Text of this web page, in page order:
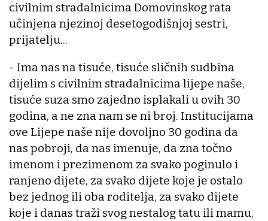
civilnim stradalnicima Domovinskog rata
učinjena njezinoj desetogodišnjoj sestri,
prijatelju...
- Ima nas na tisuće, tisuće sličnih sudbina
dijelim s civilnim stradalnicima lijepe naše,
tisuće suza smo zajedno isplakali u ovih 30
godina, a ne zna nam se ni broj. Institucijama
ove Lijepe naše nije dovoljno 30 godina da
nas pobroji, da nas imenuje, da zna točno
imenom i prezimenom za svako poginulo i
ranjeno dijete, za svako dijete koje je ostalo
bez jednog ili oba roditelja, za svako dijete
koje i danas traži svog nestalog tatu ili mamu,